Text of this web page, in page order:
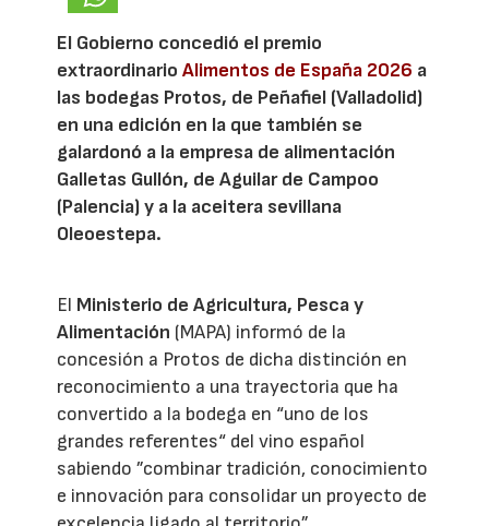
El Gobierno concedió el premio
extraordinarioAlimentos de España 2026 a
las bodegas Protos, de Peñafiel (Valladolid)
en una edición en la que también se
galardonó a la empresa de alimentación
Galletas Gullón, de Aguilar de Campoo
(Palencia) y a la aceitera sevillana
Oleoestepa.
El Ministerio de Agricultura, Pesca y
Alimentación (MAPA) informó de la
concesión a Protos de dicha distinción en
reconocimiento a una trayectoria que ha
convertido a la bodega en “uno de los
grandes referentes“ del vino español
sabiendo ”combinar tradición, conocimiento
e innovación para consolidar un proyecto de